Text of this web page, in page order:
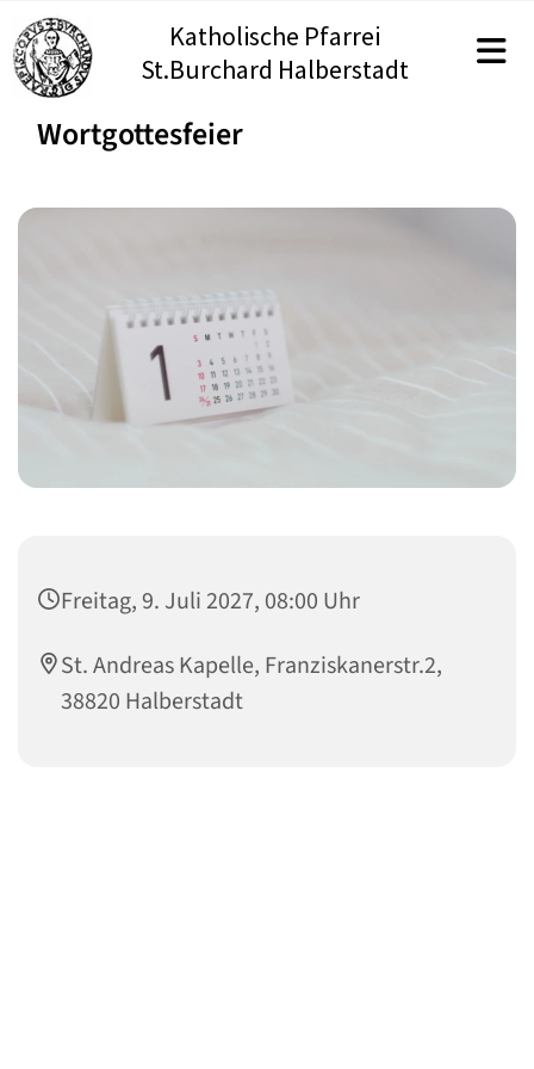
Katholische Pfarrei
St.Burchard Halberstadt
Wortgottesfeier
Freitag, 9. Juli 2027, 08:00 Uhr
St. Andreas Kapelle, Franziskanerstr.2,
38820 Halberstadt